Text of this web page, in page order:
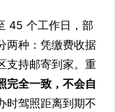
45 个工作日，部
两种：凭缴费收据
支持邮寄到家。重
完全一致，不会自
时驾照距离到期不